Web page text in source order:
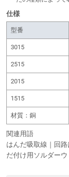
仕様
型番
3015
2515
2015
1515
材質：銅
関連用語
はんだ吸取線｜回
だ付け用ソルダーウ